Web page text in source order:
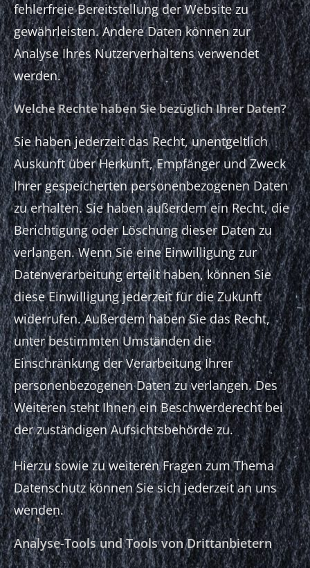
fehlerfreie Bereitstellung der Website zu
gewährleisten. Andere Daten können zur
Analyse Ihres Nutzerverhaltens verwendet
werden.
Welche Rechte haben Sie bezüglich Ihrer Daten?
Sie haben jederzeit das Recht, unentgeltlich
Auskunft über Herkunft, Empfänger und Zweck
Ihrer gespeicherten personenbezogenen Daten
zu erhalten. Sie haben außerdem ein Recht, die
Berichtigung oder Löschung dieser Daten zu
verlangen. Wenn Sie eine Einwilligung zur
Datenverarbeitung erteilt haben, können Sie
diese Einwilligung jederzeit für die Zukunft
widerrufen. Außerdem haben Sie das Recht,
unter bestimmten Umständen die
Einschränkung der Verarbeitung Ihrer
personenbezogenen Daten zu verlangen. Des
Weiteren steht Ihnen ein Beschwerderecht bei
der zuständigen Aufsichtsbehörde zu.
Hierzu sowie zu weiteren Fragen zum Thema
Datenschutz können Sie sich jederzeit an uns
wenden.
Analyse-Tools und Tools von Dritt­anbietern